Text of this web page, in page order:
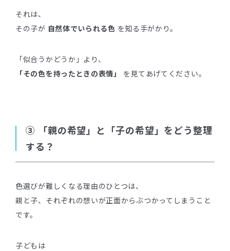
それは、
その子が 自然体でいられる色 を知る手がかり。
「似合うかどうか」より、
「その色を持ったときの表情」
を見てあげてください。
③ 「親の希望」と「子の希望」をどう整理
する？
色選びが難しくなる理由のひとつは、
親と子、それぞれの想いが正面からぶつかってしまうこと
です。
子どもは